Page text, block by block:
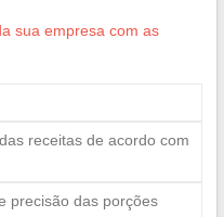
sua empresa com as
receitas de acordo com
precisão das porções